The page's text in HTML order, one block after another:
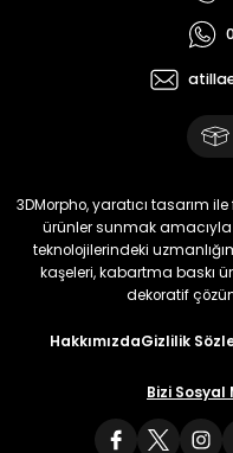
3DMorpho, yaratıcı tasarım
ürünler sunmak amacıyla
teknolojilerindeki
kaşeleri, kabartma baskı
dekoratif
HakkımızdaGizlilik
Bizi Sosyal